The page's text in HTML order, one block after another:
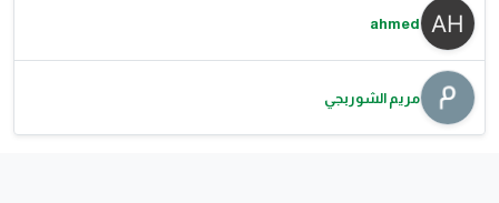
ahmed
مريم الشوربجي